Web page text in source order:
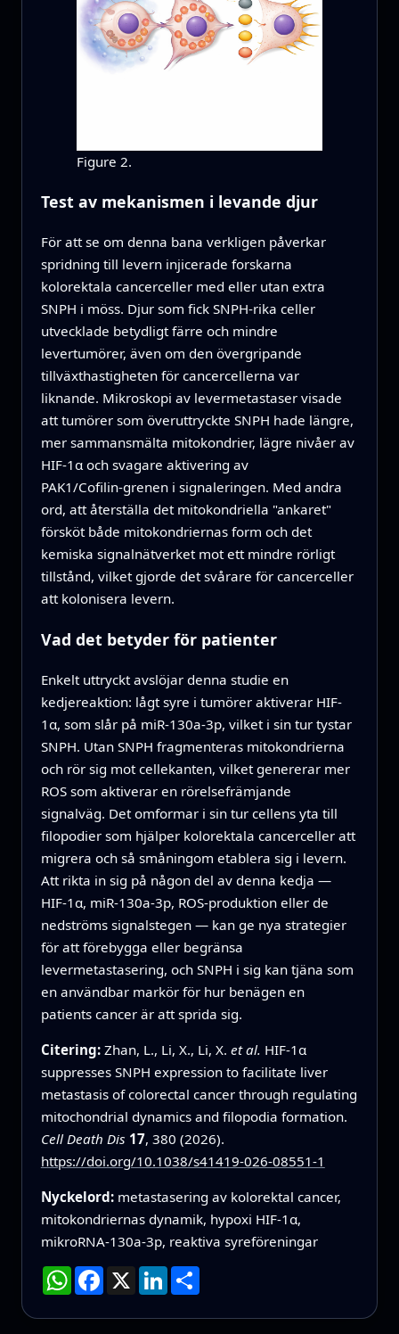
Figure 2.
Test av mekanismen i levande djur
För att se om denna bana verkligen påverkar
spridning till levern injicerade forskarna
kolorektala cancerceller med eller utan extra
SNPH i möss. Djur som fick SNPH‑rika celler
utvecklade betydligt färre och mindre
levertumörer, även om den övergripande
tillväxthastigheten för cancercellerna var
liknande. Mikroskopi av levermetastaser visade
att tumörer som överuttryckte SNPH hade längre,
mer sammansmälta mitokondrier, lägre nivåer av
HIF-1α och svagare aktivering av
PAK1/Cofilin‑grenen i signaleringen. Med andra
ord, att återställa det mitokondriella "ankaret"
försköt både mitokondriernas form och det
kemiska signalnätverket mot ett mindre rörligt
tillstånd, vilket gjorde det svårare för cancerceller
att kolonisera levern.
Vad det betyder för patienter
Enkelt uttryckt avslöjar denna studie en
kedjereaktion: lågt syre i tumörer aktiverar HIF-
1α, som slår på miR-130a-3p, vilket i sin tur tystar
SNPH. Utan SNPH fragmenteras mitokondrierna
och rör sig mot cellekanten, vilket genererar mer
ROS som aktiverar en rörelsefrämjande
signalväg. Det omformar i sin tur cellens yta till
filopodier som hjälper kolorektala cancerceller att
migrera och så småningom etablera sig i levern.
Att rikta in sig på någon del av denna kedja —
HIF-1α, miR-130a-3p, ROS‑produktion eller de
nedströms signalstegen — kan ge nya strategier
för att förebygga eller begränsa
levermetastasering, och SNPH i sig kan tjäna som
en användbar markör för hur benägen en
patients cancer är att sprida sig.
Citering: Zhan, L., Li, X., Li, X. et al. HIF-1α
suppresses SNPH expression to facilitate liver
metastasis of colorectal cancer through regulating
mitochondrial dynamics and filopodia formation.
Cell Death Dis 17, 380 (2026).
https://doi.org/10.1038/s41419-026-08551-1
Nyckelord: metastasering av kolorektal cancer,
mitokondriernas dynamik, hypoxi HIF-1α,
mikroRNA-130a-3p, reaktiva syreföreningar
WhatsApp
Facebook
X LinkedIn
Dela